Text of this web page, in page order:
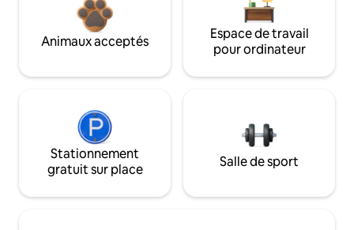
Animaux acceptés
Espace de travail
pour ordinateur
Stationnement
gratuit sur place
Salle de sport